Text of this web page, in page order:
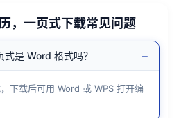
，一页式下载常见问题
是 Word 格式吗？ −
下载后可用 Word 或 WPS 打开编